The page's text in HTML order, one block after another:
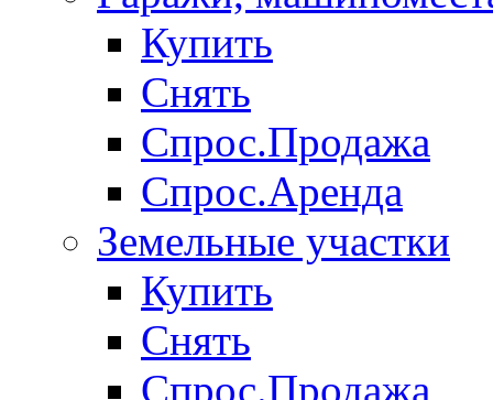
Купить
Снять
Спрос.Продажа
Спрос.Аренда
Земельные участки
Купить
Снять
Спрос.Продажа